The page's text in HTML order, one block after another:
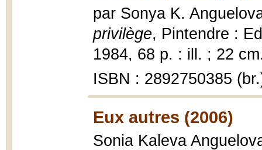
par Sonya K.
privilège, Pintendre :
1984, 68 p. : ill. ; 22
ISBN : 2892750385
Eux autres (2006)
Sonia Kaleva